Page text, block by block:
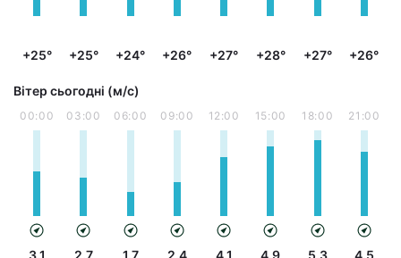
+25° +25° +24° +26° +27° +28° +27° +26°
Вітер сьогодні (м/с)
00:00
3.1
03:00
2.7
06:00
1.7
09:00
2.4
12:00
4.1
15:00
4.9
18:00
5.3
21:00
4.5